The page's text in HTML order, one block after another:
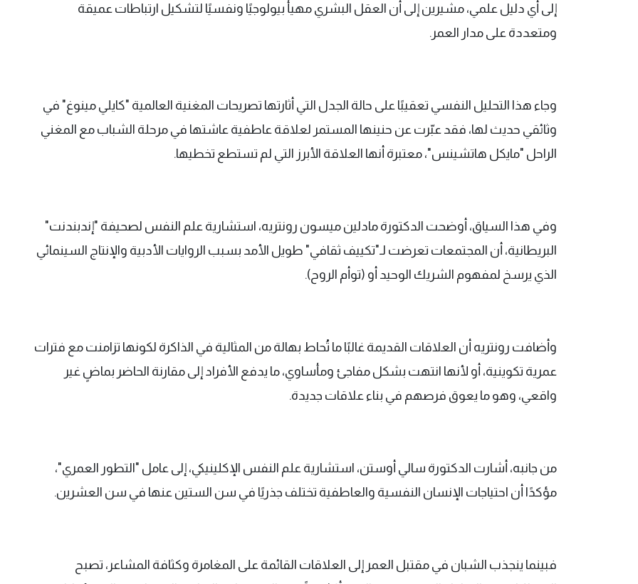
إلى أي دليل علمي، مشيرين إلى أن العقل البشري مهيأ بيولوجيًا ونفسيًا لتشكيل ارتباطات عميقة
ومتعددة على مدار العمر.
وجاء هذا التحليل النفسي تعقيبًا على حالة الجدل التي أثارتها تصريحات المغنية العالمية "كايلي مينوغ" في
وثائقي حديث لها، فقد عبّرت عن حنينها المستمر لعلاقة عاطفية عاشتها في مرحلة الشباب مع المغني
الراحل "مايكل هاتشينس"، معتبرة أنها العلاقة الأبرز التي لم تستطع تخطيها.
وفي هذا السياق، أوضحت الدكتورة مادلين ميسون رونتريه، استشارية علم النفس لصحيفة "إندبندنت"
البريطانية، أن المجتمعات تعرضت لـ"تكييف ثقافي" طويل الأمد بسبب الروايات الأدبية والإنتاج السينمائي
الذي يرسخ لمفهوم الشريك الوحيد أو (توأم الروح).
وأضافت رونتريه أن العلاقات القديمة غالبًا ما تُحاط بهالة من المثالية في الذاكرة لكونها تزامنت مع فترات
عمرية تكوينية، أو لأنها انتهت بشكل مفاجئ ومأساوي، ما يدفع الأفراد إلى مقارنة الحاضر بماضٍ غير
واقعي، وهو ما يعوق فرصهم في بناء علاقات جديدة.
من جانبه، أشارت الدكتورة سالي أوستن، استشارية علم النفس الإكلينيكي، إلى عامل "التطور العمري"،
مؤكدًا أن احتياجات الإنسان النفسية والعاطفية تختلف جذريًا في سن الستين عنها في سن العشرين.
فبينما ينجذب الشبان في مقتبل العمر إلى العلاقات القائمة على المغامرة وكثافة المشاعر، تصبح